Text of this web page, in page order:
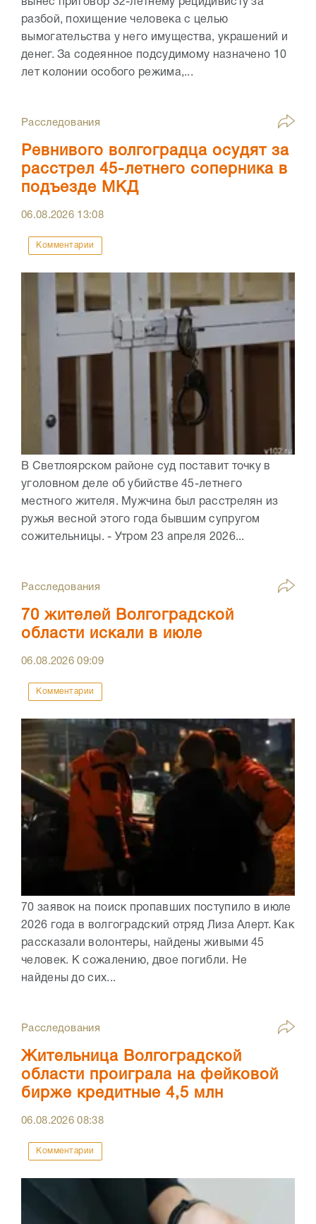
вынес приговор 32-летнему рецидивисту за
разбой, похищение человека с целью
вымогательства у него имущества, украшений и
денег. За содеянное подсудимому назначено 10
лет колонии особого режима,...
Расследования
Ревнивого волгоградца осудят за
расстрел 45-летнего соперника в
подъезде МКД
06.08.2026 13:08
Комментарии
В Светлоярском районе суд поставит точку в
уголовном деле об убийстве 45-летнего
местного жителя. Мужчина был расстрелян из
ружья весной этого года бывшим супругом
сожительницы. - Утром 23 апреля 2026...
Расследования
70 жителей Волгоградской
области искали в июле
06.08.202609:09
Комментарии
70 заявок на поиск пропавших поступило в июле
2026 года в волгоградский отряд Лиза Алерт. Как
рассказали волонтеры, найдены живыми 45
человек. К сожалению, двое погибли. Не
найдены до сих...
Расследования
Жительница Волгоградской
области проиграла на фейковой
бирже кредитные 4,5 млн
06.08.202608:38
Комментарии